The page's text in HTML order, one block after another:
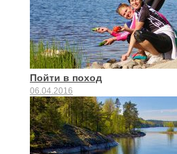
Пойти в поход
06.04.2016